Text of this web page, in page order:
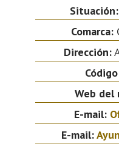
Situación:
Comarca:
Dirección:
Web del
E-mail:
E-mail: